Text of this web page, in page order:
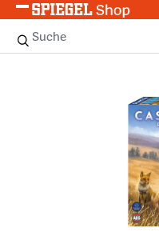
Zum Hauptinhalt springen
Suche